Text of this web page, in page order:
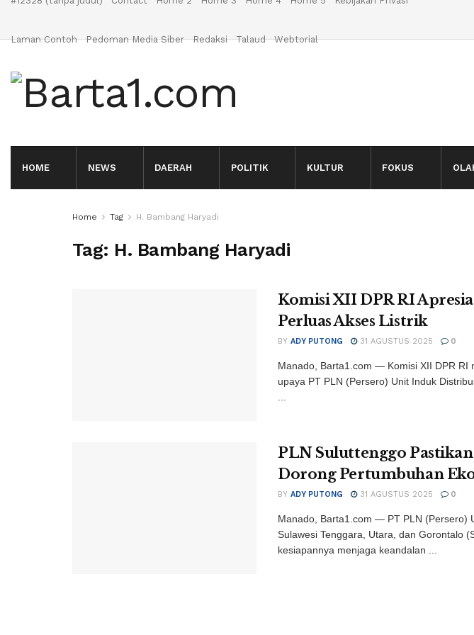
Laman Contoh Pedoman Media Siber Redaksi Talaud Webtorial
HOME NEWS DAERAH POLITIK KULTUR FOKUS
Home Tag H. Bambang Haryadi
Tag: H. Bambang Haryadi
Komisi XII DPR RI
Perluas Akses Listrik
BY ADY PUTONG 31 AGUSTUS 2025 0
Manado, Barta1.com — Komisi XII DPR RI
upaya PT PLN (Persero) Unit Induk
PLN Suluttenggo
Dorong Pertumbuhan
BY ADY PUTONG 31 AGUSTUS 2025 0
Manado, Barta1.com — PT PLN (Persero)
Sulawesi Tenggara, Utara, dan Gorontalo
kesiapannya menjaga keandalan ...